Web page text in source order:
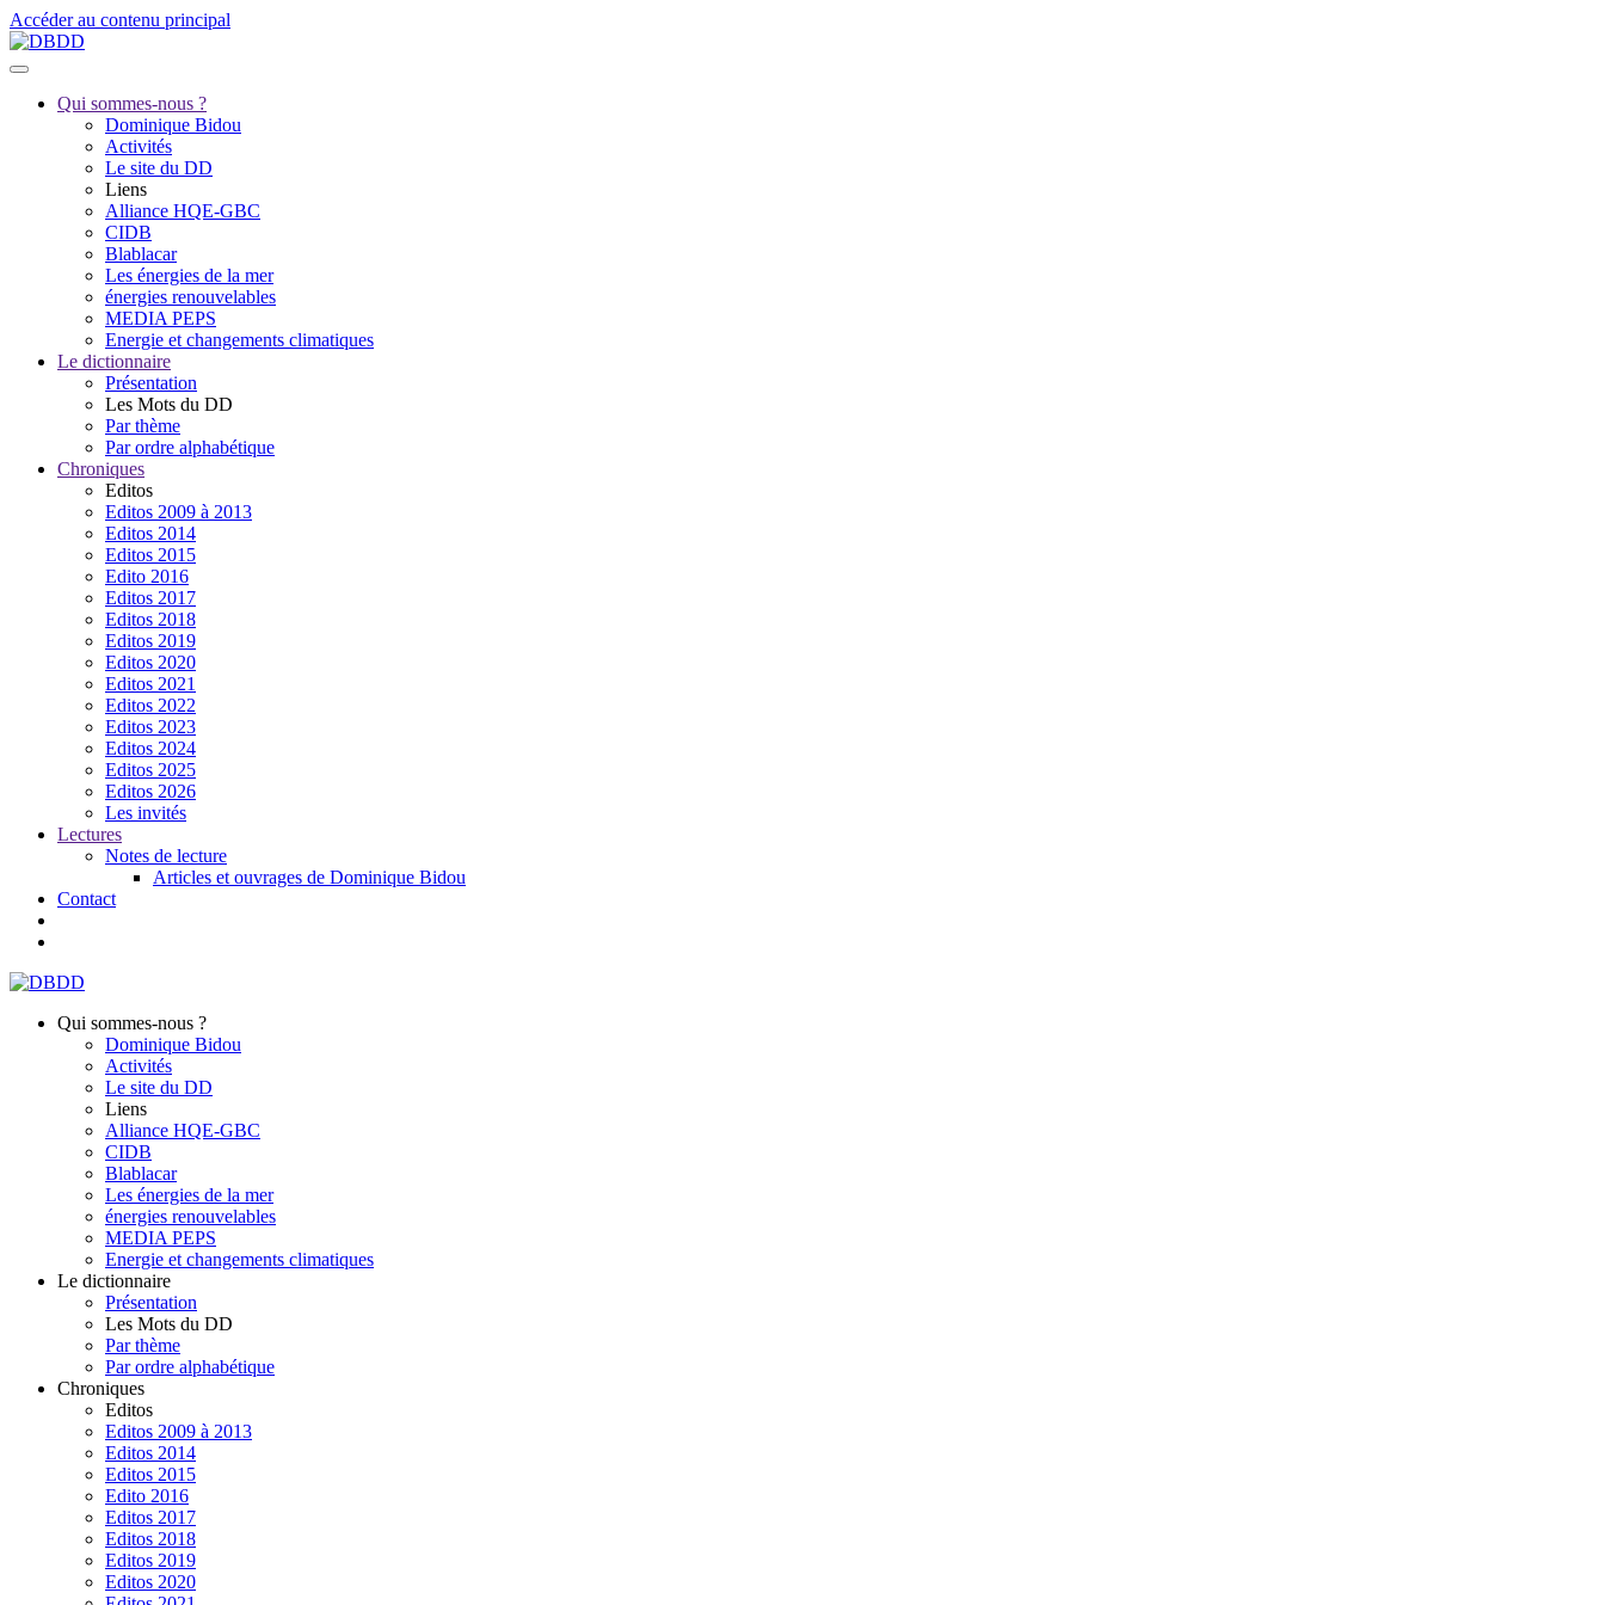
Accéder au contenu principal
Qui sommes-nous ?
Dominique Bidou
Activités
Le site du DD
Liens
Alliance HQE-GBC
CIDB
Blablacar
Les énergies de la mer
énergies renouvelables
MEDIA PEPS
Energie et changements climatiques
Le dictionnaire
Présentation
Les Mots du DD
Par thème
Par ordre alphabétique
Chroniques
Editos
Editos 2009 à 2013
Editos 2014
Editos 2015
Edito 2016
Editos 2017
Editos 2018
Editos 2019
Editos 2020
Editos 2021
Editos 2022
Editos 2023
Editos 2024
Editos 2025
Editos 2026
Les invités
Lectures
Notes de lecture
Articles et ouvrages de Dominique Bidou
Contact
Qui sommes-nous ?
Dominique Bidou
Activités
Le site du DD
Liens
Alliance HQE-GBC
CIDB
Blablacar
Les énergies de la mer
énergies renouvelables
MEDIA PEPS
Energie et changements climatiques
Le dictionnaire
Présentation
Les Mots du DD
Par thème
Par ordre alphabétique
Chroniques
Editos
Editos 2009 à 2013
Editos 2014
Editos 2015
Edito 2016
Editos 2017
Editos 2018
Editos 2019
Editos 2020